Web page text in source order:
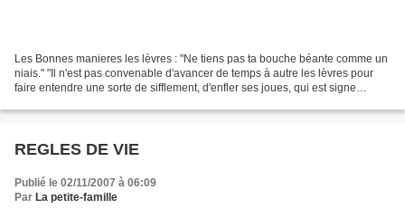
Les Bonnes manieres les lèvres : "Ne tiens pas ta bouche béante comme un
niais." "Il n'est pas convenable d'avancer de temps à autre les lèvres pour
faire entendre une sorte de sifflement, d'enfler ses joues, qui est signe
REGLES DE VIE
Publié le 02/11/2007 à 06:09
Par La petite-famille